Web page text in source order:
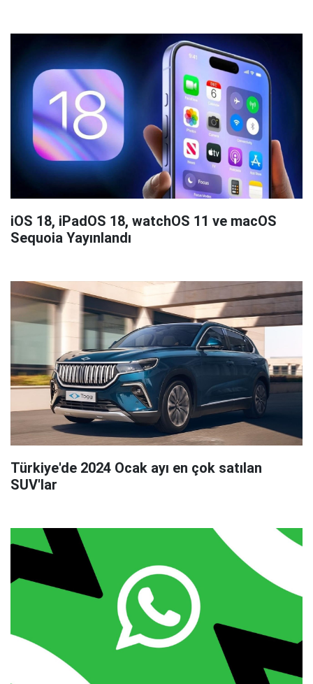
iOS 18, iPadOS 18, watchOS 11 ve macOS
Sequoia Yayınlandı
Türkiye'de 2024 Ocak ayı en çok satılan
SUV'lar